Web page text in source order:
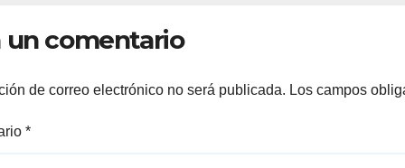
un comentario
de correo electrónico no será publicada. Los campos
*